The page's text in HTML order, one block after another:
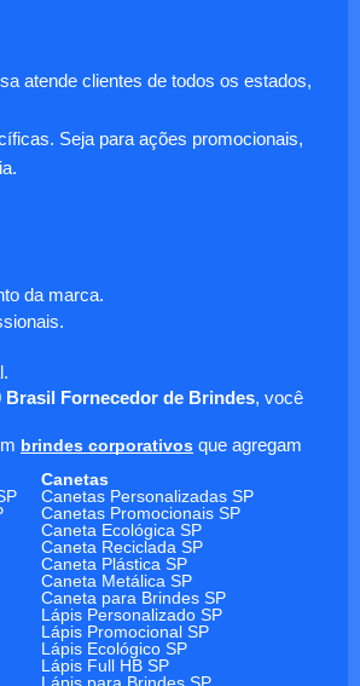
atende clientes de todos os estados,
Seja para ações promocionais,
da marca.
Brasil Fornecedor de Brindes, você
brindes corporativos que agregam
Canetas
Canetas Personalizadas SP
Canetas Promocionais SP
Caneta Ecológica SP
Caneta Reciclada SP
Caneta Plástica SP
Caneta Metálica SP
Caneta para Brindes SP
Lápis Personalizado SP
Lápis Promocional SP
Lápis Ecológico SP
Lápis Full HB SP